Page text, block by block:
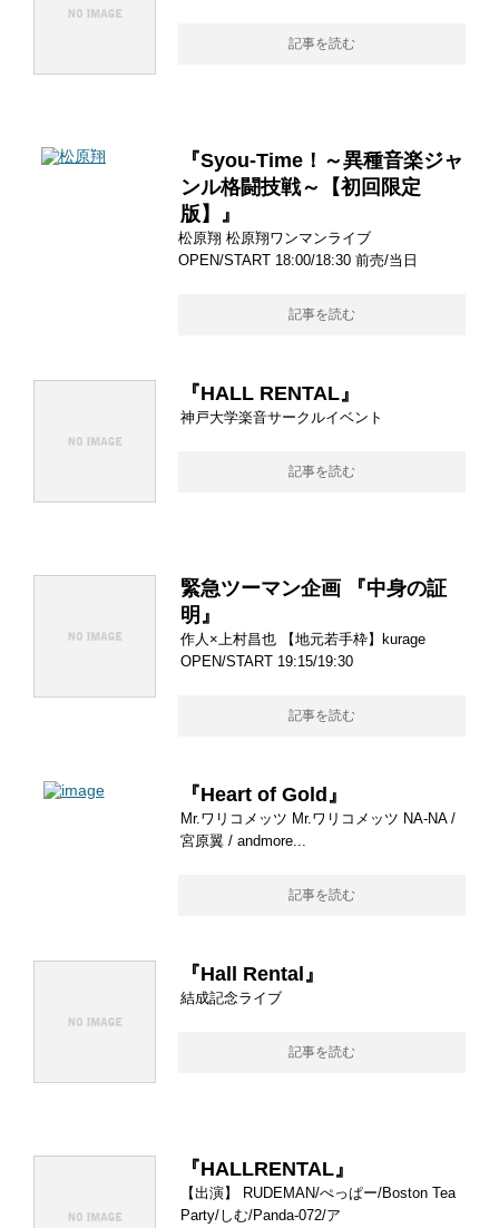
記事を読む
『Syou-Time！～異種音楽ジャ
ンル格闘技戦～【初回限定
版】』
松原翔 松原翔ワンマンライブ
OPEN/START 18:00/18:30 前売/当日
記事を読む
『HALL RENTAL』
神戸大学楽音サークルイベント
記事を読む
緊急ツーマン企画 『中身の証
明』
作人×上村昌也 【地元若手枠】kurage
OPEN/START 19:15/19:30
記事を読む
『Heart of Gold』
Mr.ワリコメッツ Mr.ワリコメッツ NA-NA /
宮原翼 / andmore...
記事を読む
『Hall Rental』
結成記念ライブ
記事を読む
『HALLRENTAL』
【出演】 RUDEMAN/ぺっぱー/Boston Tea
Party/しむ/Panda-072/ア